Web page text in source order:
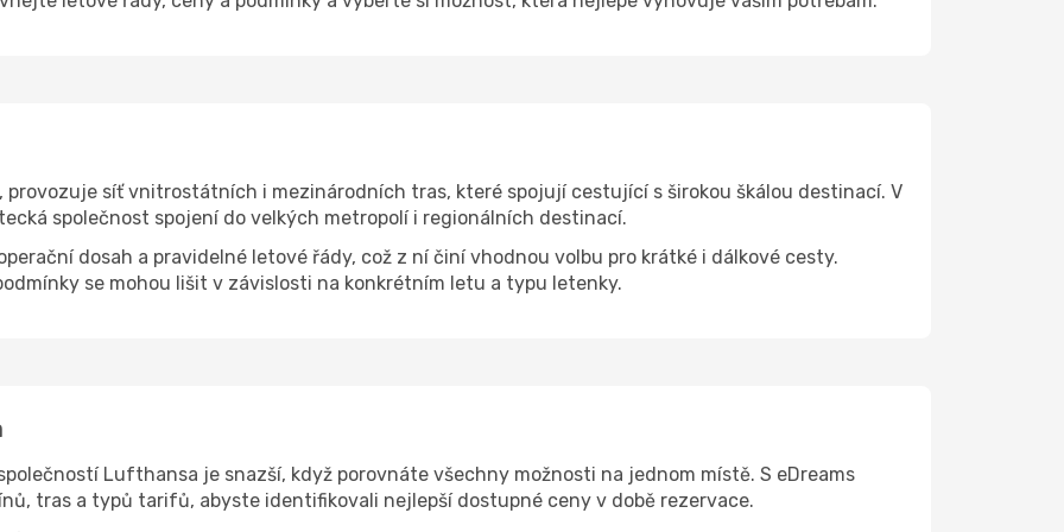
provozuje síť vnitrostátních i mezinárodních tras, které spojují cestující s širokou škálou destinací. V
společnost spojení do velkých metropolí i regionálních destinací.
dosah a pravidelné letové řády, což z ní činí vhodnou volbu pro krátké i dálkové cesty.
se mohou lišit v závislosti na konkrétním letu a typu letenky.
Lufthansa je snazší, když porovnáte všechny možnosti na jednom místě. S eDreams
tras a typů tarifů, abyste identifikovali nejlepší dostupné ceny v době rezervace.